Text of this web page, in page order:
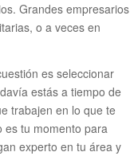
Grandes empresarios
o a veces en
es seleccionar
estás a tiempo de
trabajen en lo que te
es tu momento para
experto en tu área y